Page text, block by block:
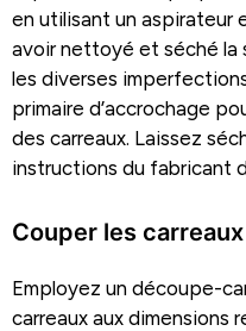
en utilisant un aspirateur
avoir nettoyé et séché la
les diverses
primaire d’accrochage
des carreaux. Laissez
instructions du fabricant
Couper les carreaux
Employez un découpe-
carreaux aux dimensions